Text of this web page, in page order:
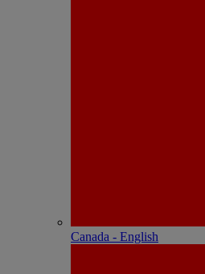
Canada - English